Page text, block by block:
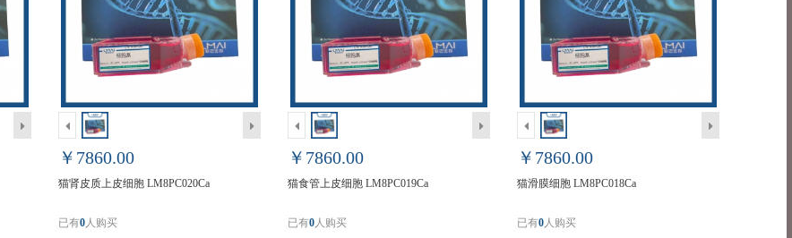
￥7860.00
猫肾皮质上皮细胞 LM8PC020Ca
已有0人购买
￥7860.00
猫食管上皮细胞 LM8PC019Ca
已有0人购买
￥7860.00
猫滑膜细胞 LM8PC018Ca
已有0人购买